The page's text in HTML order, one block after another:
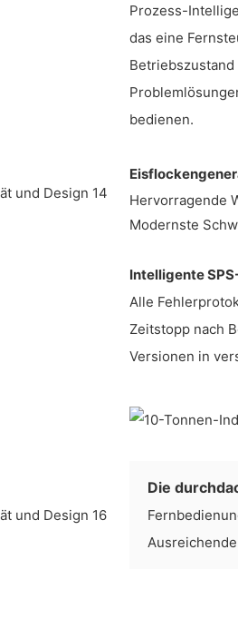
Prozess-
das eine
bedienen.
Hervorragende
Modernste
Intelligente
Alle
Zeitstopp nach
Versionen in
Die